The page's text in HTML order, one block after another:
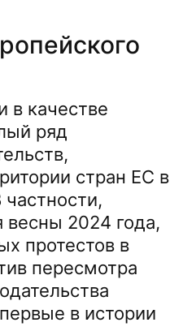
в качестве
ряд
стран ЕС в
2024 года,
протестов в
пересмотра
в истории